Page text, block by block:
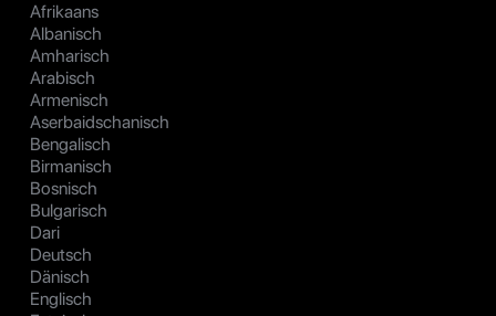
Afrikaans
Albanisch
Amharisch
Arabisch
Armenisch
Aserbaidschanisch
Bengalisch
Birmanisch
Bosnisch
Bulgarisch
Dari
Deutsch
Dänisch
Englisch